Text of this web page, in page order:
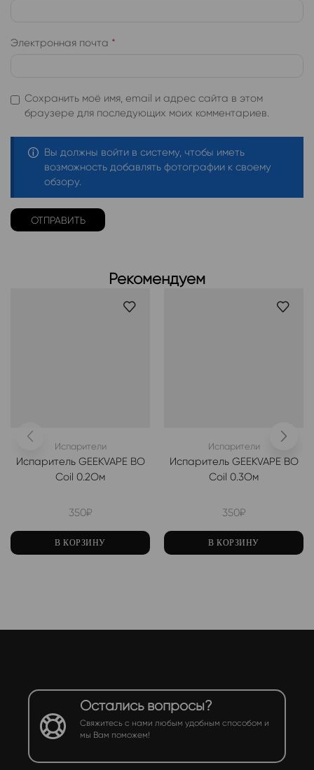
Электронная почта *
Сохранить моё имя, email и адрес сайта в этом
браузере для последующих моих комментариев.
Вы должны войти в систему, чтобы иметь
возможность добавлять фотографии к своему
обзору.
Рекомендуем
Испарители
Испаритель GEEKVAPE BO
Coil 0.2Ом
350₽
В КОРЗИНУ
Испарители
Испаритель GEEKVAPE BO
Coil 0.3Ом
350₽
В КОРЗИНУ
Остались вопросы?
Свяжитесь с нами любым удобным способом и
мы Вам поможем!